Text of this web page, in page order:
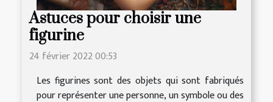
Astuces pour choisir une
figurine
24 février 2022 00:53
Les figurines sont des objets qui sont fabriqués
pour représenter une personne, un symbole ou des